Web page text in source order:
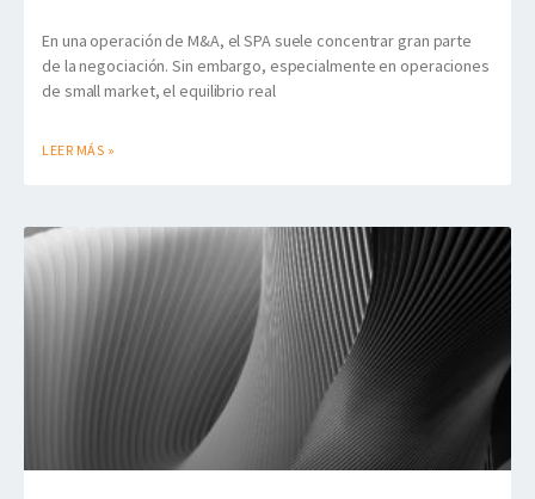
En una operación de M&A, el SPA suele concentrar gran parte
de la negociación. Sin embargo, especialmente en operaciones
de small market, el equilibrio real
LEER MÁS »